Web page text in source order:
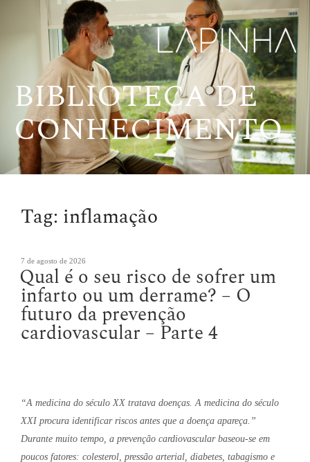
BIBLIOTECA DE
CONHECIMENTO
Tag: inflamação
Publicado
em
7 de agosto de 2026
Qual é o seu risco de sofrer um
infarto ou um derrame? – O
futuro da prevenção
cardiovascular – Parte 4
“A medicina do século XX tratava doenças. A medicina do século
XXI procura identificar riscos antes que a doença apareça.”
Durante muito tempo, a prevenção cardiovascular baseou-se em
poucos fatores: colesterol, pressão arterial, diabetes, tabagismo e